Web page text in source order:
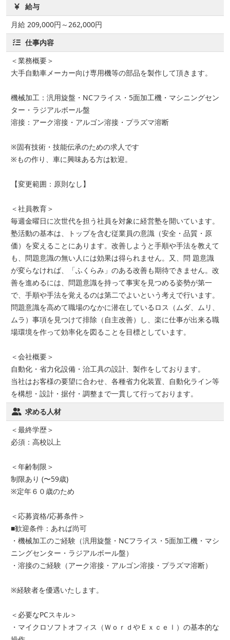
給与
月給 209,000円～262,000円
仕事内容
＜業務概要＞
大手自動車メーカー向け専用機等の部品を製作して頂きます。
機械加工：汎用旋盤・NCフライス・5面加工機・マシニングセン
ター・ラジアルボール盤
溶接：アーク溶接・アルゴン溶接・プラズマ溶断
※固有技術・技能伝承のための求人です
※もの作り、車に興味ある方は歓迎。
【変更範囲：原則なし】
＜社員教育＞
毎週金曜日に次世代を担う社員を対象に経営塾を開いています。
塾活動の基本は、トップを含む従業員の意識（安全・品質・原
価）を変えることにあります。改善しようと手順や手法を教えて
も、問題意識の無い人には効果は得られません。又、問 題意識
が変らなければ、「ふくらみ」のある改善も期待できません。改
善を進めるには、問題意識を持って事実を見つめる姿勢が第一
で、手順や手法を覚えるのは第二でよいという考えで行います。
問題意識を高めて職場のなかに潜在しているロス（ムダ、ムリ、
ムラ）事項を見つけて排除（自主改善）し、楽に仕事が出来る職
場環境を作って効率化を図ることを目標としています。
＜会社概要＞
自動化・省力化設備・治工具の設計、製作をしております。
当社はお客様の要望に合わせ、各種省力化装置、自動化ライン等
を構想・設計・据付・調整まで一貫して行っております。
求める人材
＜最終学歴＞
必須：高校以上
＜年齢制限＞
制限あり (〜59歳)
※定年６０歳のため
＜応募資格/応募条件＞
■歓迎条件：あれば尚可
・機械加工のご経験（汎用旋盤・NCフライス・5面加工機・マシ
ニングセンター・ラジアルボール盤）
・溶接のご経験（アーク溶接・アルゴン溶接・プラズマ溶断）
※経験者を優遇いたします。
＜必要なPCスキル＞
・マイクロソフトオフィス（ＷｏｒｄやＥｘｃｅｌ）の基本的な